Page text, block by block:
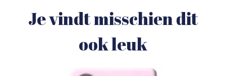
Je vindt misschien dit
ook leuk